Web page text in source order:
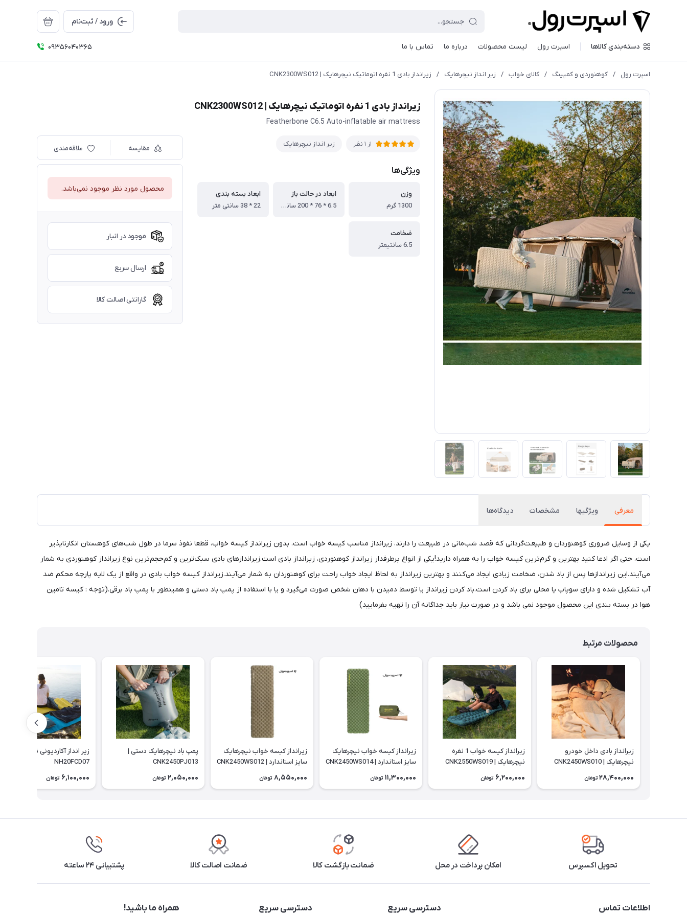
ورود / ثبت‌نام
دسته‌بندی کالاها اسپرت رول لیست محصولات درباره ما تماس با ما 09356040365
اسپرت رول / کوهنوردی و کمپینگ / کالای خواب / زير انداز نیچرهایک / زیرانداز بادی 1 نفره اتوماتیک نیچرهایک | CNK2300WS012
زیرانداز بادی 1 نفره اتوماتیک نیچرهایک | CNK2300WS012
Featherbone C6.5 Auto-inflatable air mattress
از 1 نظر زير انداز نیچرهایک
ویژگی‌ها
وزن
1300 گرم
ابعاد در حالت باز
6.5 * 76 * 200 سانتی متر
ابعاد بسته بندی
22 * 38 سانتی متر
ضخامت
6.5 سانتيمتر
مقایسه علاقه‌مندی
محصول مورد نظر موجود نمی‌باشد.
موجود در انبار
ارسال سریع
گارانتی اصالت کالا
معرفی ويژگيها مشخصات دیدگاه‌ها
یکی از وسایل ضروری کوهنوردان و طبیعت‌گردانی که قصد شب‌مانی در طبیعت را دارند، زیرانداز مناسب کیسه خواب است. بدون زیرانداز کیسه خواب، قطعا نفوذ سرما در طول شب‌های کوهستان انکارناپذیر
است، حتی اگر ادعا کنید بهترین و گرم‌ترین کیسه خواب را به همراه دارید!یکی از انواع پرطرفدار زیرانداز کوهنوردی، زیرانداز بادی است.زیراندازهای بادی سبک‌ترین و کم‌حجم‌ترین نوع زیرانداز کوهنوردی به شمار
می‌آیند.این زیراندازها پس از باد شدن، ضخامت زیادی ایجاد می‌کنند و بهترین زیرانداز به لحاظ ایجاد خواب راحت برای کوهنوردان به شمار می‌آیند.زیرانداز کیسه خواب بادی در واقع از یک لایه پارچه محکم ضد
آب تشکیل شده و دارای سوپاپ یا محلی برای باد کردن است.باد کردن زیرانداز یا توسط دمیدن با دهان شخص صورت می‌گیرد و یا با استفاده از پمپ باد دستی و همینطور با پمپ باد برقی.(توجه : کیسه تامین
هوا در بسته بندی این محصول موجود نمی باشد و در صورت نیاز باید جداگانه آن را تهیه بفرمایید)
محصولات مرتبط
زیرانداز بادی داخل خودرو
نیچرهایک | CNK2450WS010
28,400,000 تومان
زیرانداز کیسه خواب 1 نفره
نیچرهایک | CNK2550WS019
6,200,000 تومان
زیرانداز کیسه خواب نیچرهایک
سایز استاندارد | CNK2450WS014
11,300,000 تومان
زیرانداز کیسه خواب نیچرهایک
سایز استاندارد | CNK2450WS012
8,550,000 تومان
پمپ باد نیچرهایک دستی |
CNK2450PJ013
2,050,000 تومان
زیر انداز آکاردیونی نیچرهایک |
NH20FCD07
6,100,000 تومان
تحویل اکسپرس امکان پرداخت در محل ضمانت بازگشت کالا ضمانت اصالت کالا پشتیبانی ۲۴ ساعته
اطلاعات تماس دسترسی سریع دسترسی سریع همراه ما باشید!